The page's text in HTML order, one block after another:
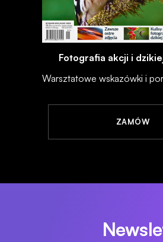
Fotografia akcji i
Warsztatowe wskazówki i
ZAMÓW